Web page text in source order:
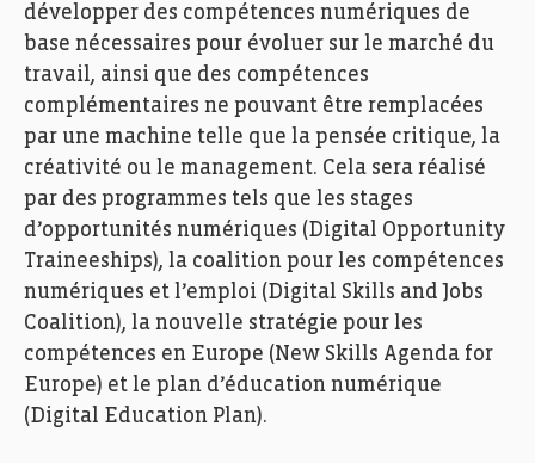
développer des compétences numériques de
base nécessaires pour évoluer sur le marché du
travail, ainsi que des compétences
complémentaires ne pouvant être remplacées
par une machine telle que la pensée critique, la
créativité ou le management. Cela sera réalisé
par des programmes tels que les stages
d’opportunités numériques (Digital Opportunity
Traineeships), la coalition pour les compétences
numériques et l’emploi (Digital Skills and Jobs
Coalition), la nouvelle stratégie pour les
compétences en Europe (New Skills Agenda for
Europe) et le plan d’éducation numérique
(Digital Education Plan).